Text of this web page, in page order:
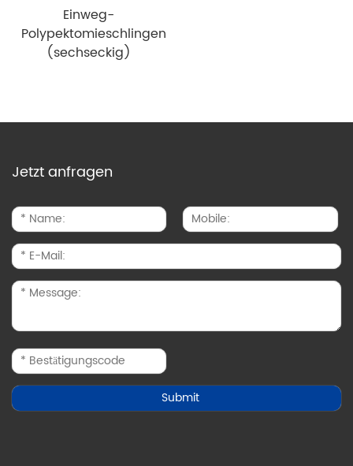
Einweg-
Polypektomieschlingen
(sechseckig)
Jetzt anfragen